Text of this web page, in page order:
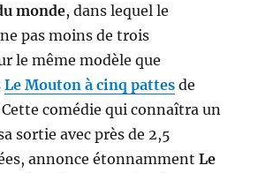
monde, dans lequel le
pas moins de trois
le même modèle que
Le Mouton à cinq pattes de
comédie qui connaîtra un
sortie avec près de 2,5
annonce étonnammentLe